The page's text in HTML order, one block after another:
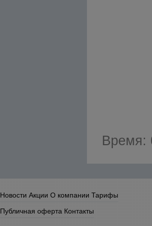
Время:
Новости Акции О компании Тарифы
Публичная оферта Контакты